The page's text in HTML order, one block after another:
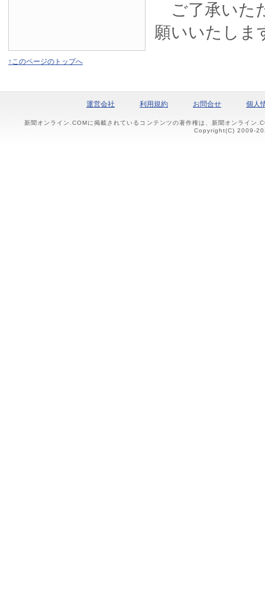
ご了承いた
願いいたしま
↑このページのトップへ
運営会社 利用規約 お問合せ 個人
新聞オンライン.COMに掲載されているコンテンツの著作権は、新聞オンライン
Copyright(C) 2009-